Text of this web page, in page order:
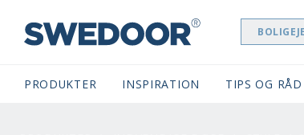
SWEDOOR NAVIGATION
PRODUKTER INSPIRATION TIPS OG RÅD